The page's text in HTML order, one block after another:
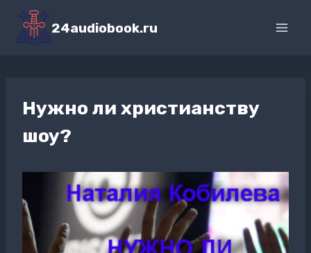
Перейти
содержимому
24audiobook.ru
Нужно ли христианству
шоу?